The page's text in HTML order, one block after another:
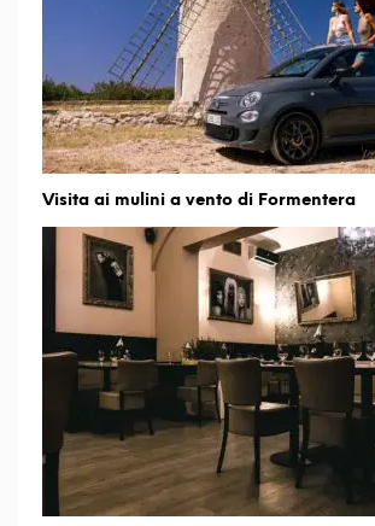
Visita ai mulini a vento di Formentera